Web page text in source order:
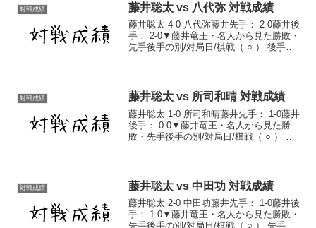
対戦成績 藤井聡太 vs 八代弥 対戦成績
藤井聡太 4-0 八代弥藤井先手： 2-0藤井後
手： 2-0▼藤井竜王・名人から見た勝敗・
先手後手の別/対局日/棋戦（ ○ ） 後手
対戦成績 藤井聡太 vs 所司和晴 対戦成績
藤井聡太 1-0 所司和晴藤井先手： 1-0藤井
後手： 0-0▼藤井竜王・名人から見た勝
敗・先手後手の別/対局日/棋戦（ ○ ） 先
対戦成績 藤井聡太 vs 中田功 対戦成績
藤井聡太 2-0 中田功藤井先手： 1-0藤井後
手： 1-0▼藤井竜王・名人から見た勝敗・
先手後手の別/対局日/棋戦（ ○ ） 先手